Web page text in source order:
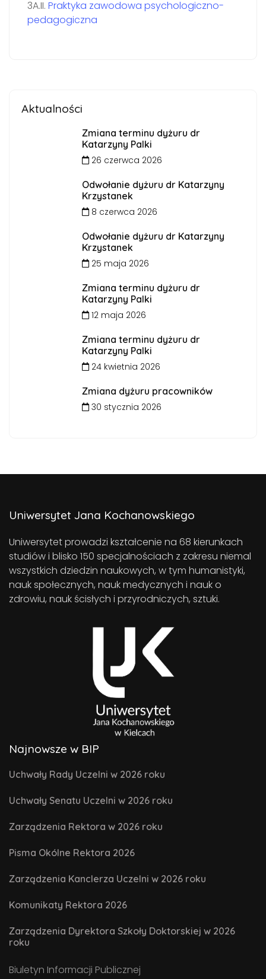
3A.II. Praktyka zawodowa psychologiczno-
pedagogiczna
Aktualności
Zmiana terminu dyżuru dr
Katarzyny Palki
26 czerwca 2026
Odwołanie dyżuru dr Katarzyny
Krzystanek
8 czerwca 2026
Odwołanie dyżuru dr Katarzyny
Krzystanek
25 maja 2026
Zmiana terminu dyżuru dr
Katarzyny Palki
12 maja 2026
Zmiana terminu dyżuru dr
Katarzyny Palki
24 kwietnia 2026
Zmiana dyżuru pracowników
30 stycznia 2026
Uniwersytet Jana Kochanowskiego
Uniwersytet prowadzi kształcenie na 68 kierunkach
studiów i blisko 150 specjalnościach z zakresu niemal
wszystkich dziedzin naukowych, w tym humanistyki,
nauk społecznych, nauk medycznych i nauk o
zdrowiu, nauk ścisłych i przyrodniczych, sztuki.
Najnowsze w BIP
Uchwały Rady Uczelni w 2026 roku
Uchwały Senatu Uczelni w 2026 roku
Zarządzenia Rektora w 2026 roku
Pisma Okólne Rektora 2026
Zarządzenia Kanclerza Uczelni w 2026 roku
Komunikaty Rektora 2026
Zarządzenia Dyrektora Szkoły Doktorskiej w 2026
roku
Biuletyn Informacji Publicznej